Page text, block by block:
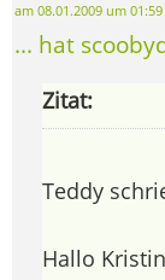
am 08.01.2009 um
... hat
Zitat:
Teddy
Hallo